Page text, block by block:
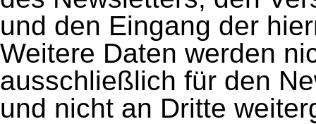
und den Eingang der
Weitere Daten werden
ausschließlich für den
und nicht an Dritte